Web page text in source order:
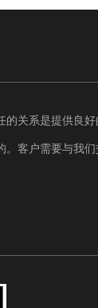
的关系是提供良
客户需要与我